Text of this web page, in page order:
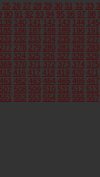
25 26 27 28 29 30 31 32 33
90 91 92 93 94 95 96 97 98
139 140 141 142 143 144 145
185 186 187 188 189 190 191
231 232 233 234 235 236 237
277 278 279 280 281 282 283
323 324 325 326 327 328 329
369 370 371 372 373 374 375
416 417 418 419 420 421
461 462 463 464 465 466 467
507 508 509 510 511 512 513
551 552 553 554 555 556 557